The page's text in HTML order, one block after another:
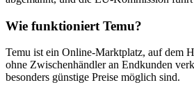
Wie funktioniert Temu?
Temu ist ein Online-Marktplatz, auf dem
ohne Zwischenhändler an Endkunden
besonders günstige Preise möglich sind.